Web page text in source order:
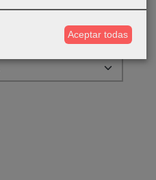
Aceptar todas